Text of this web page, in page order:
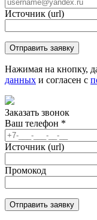
Источник (url)
Нажимая на кнопку,
данных и согласен с
Заказать звонок
Ваш телефон *
Источник (url)
Промокод